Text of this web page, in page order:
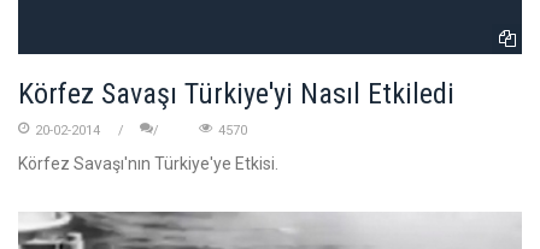
Körfez Savaşı Türkiye'yi Nasıl Etkiledi
20-02-2014 4570
Körfez Savaşı'nın Türkiye'ye Etkisi.